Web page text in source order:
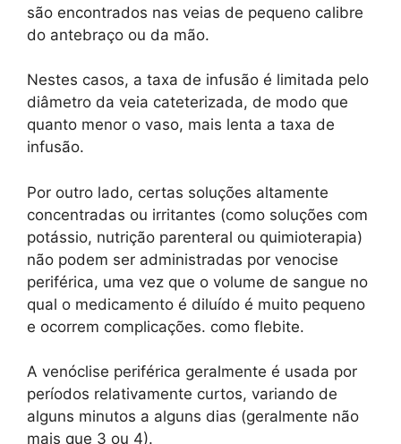
são encontrados nas veias de pequeno calibre
do antebraço ou da mão.
Nestes casos, a taxa de infusão é limitada pelo
diâmetro da veia cateterizada, de modo que
quanto menor o vaso, mais lenta a taxa de
infusão.
Por outro lado, certas soluções altamente
concentradas ou irritantes (como soluções com
potássio, nutrição parenteral ou quimioterapia)
não podem ser administradas por venocise
periférica, uma vez que o volume de sangue no
qual o medicamento é diluído é muito pequeno
e ocorrem complicações. como flebite.
A venóclise periférica geralmente é usada por
períodos relativamente curtos, variando de
alguns minutos a alguns dias (geralmente não
mais que 3 ou 4).